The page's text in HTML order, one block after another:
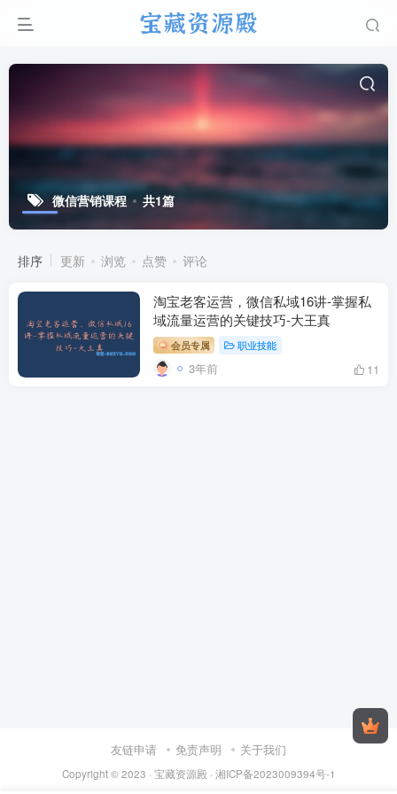
微信营销课程 共1篇
排序 更新 浏览 点赞 评论
淘宝老客运营，微信私域16讲-掌握私
域流量运营的关键技巧-大王真
会员专属 职业技能
3年前 11
友链申请 免责声明 关于我们
Copyright © 2023 · 宝藏资源殿· 湘ICP备2023009394号-1